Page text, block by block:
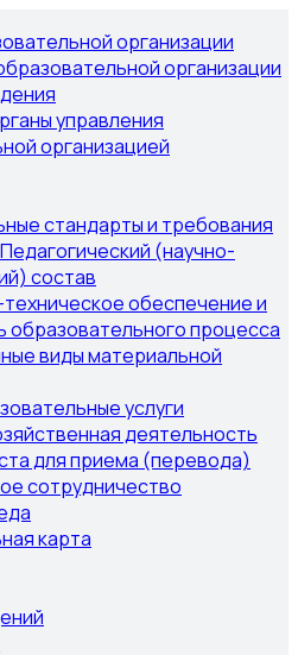
организации
организации
управления
организацией
стандарты и требования
(научно-
состав
обеспечение и
образовательного процесса
виды материальной
услуги
деятельность
для приема (перевода)
сотрудничество
карта